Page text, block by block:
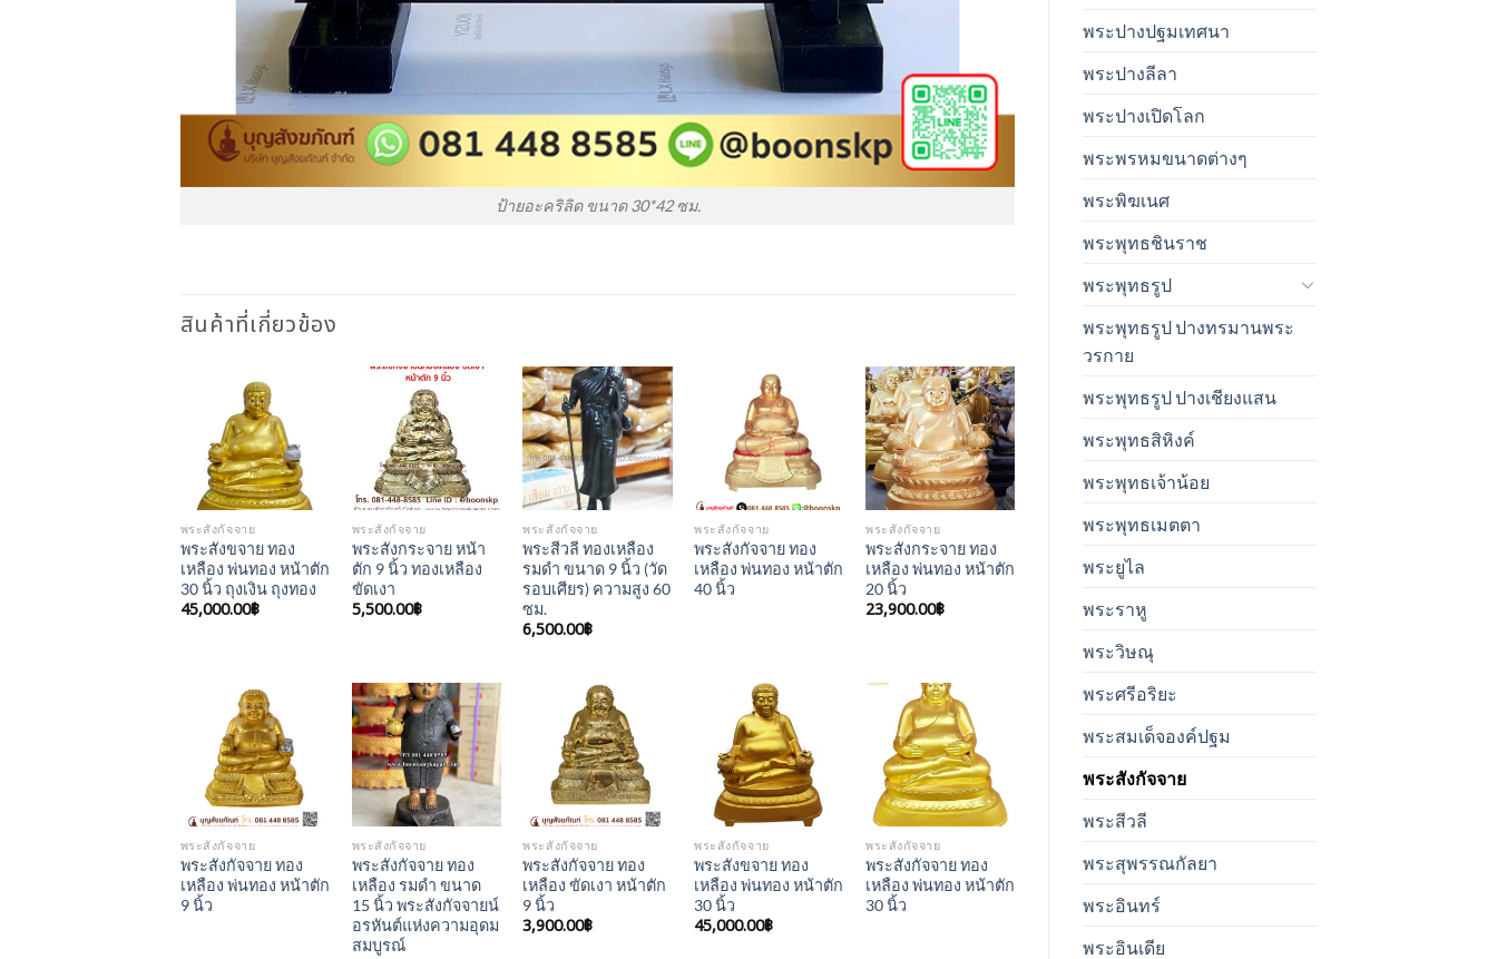
พระปางปฐมเทศนา
พระปางลีลา
พระปางเปิดโลก
พระพรหมขนาดต่างๆ
พระพิฆเนศ
พระพุทธชินราช
พระพุทธรูป
พระพุทธรูป ปางทรมานพระ
วรกาย
พระพุทธรูป ปางเชียงแสน
พระพุทธสิหิงค์
พระพุทธเจ้าน้อย
พระพุทธเมตตา
พระยูไล
พระราหู
พระวิษณุ
พระศรีอริยะ
พระสมเด็จองค์ปฐม
พระสังกัจจาย
พระสีวลี
พระสุพรรณกัลยา
พระอินทร์
พระอินเดีย
ป้ายอะคริลิด ขนาด 30*42 ซม.
สินค้าที่เกี่ยวข้อง
Add to
Wishlist
พระสังกัจจาย
พระสังขจาย ทอง
เหลือง พ่นทอง หน้าตัก
30 นิ้ว ถุงเงิน ถุงทอง
45,000.00฿
Add to
Wishlist
พระสังกัจจาย
พระสังกระจาย หน้า
ตัก 9 นิ้ว ทองเหลือง
ขัดเงา
5,500.00฿
Add to
Wishlist
พระสังกัจจาย
พระสีวลี ทองเหลือง
รมดำ ขนาด 9 นิ้ว (วัด
รอบเศียร) ความสูง 60
ซม.
6,500.00฿
Add to
Wishlist
พระสังกัจจาย
พระสังกัจจาย ทอง
เหลือง พ่นทอง หน้าตัก
40 นิ้ว
Add to
Wishlist
พระสังกัจจาย
พระสังกระจาย ทอง
เหลือง พ่นทอง หน้าตัก
20 นิ้ว
23,900.00฿
Add to
Wishlist
พระสังกัจจาย
พระสังกัจจาย ทอง
เหลือง พ่นทอง หน้าตัก
9 นิ้ว
Add to
Wishlist
พระสังกัจจาย
พระสังกัจจาย ทอง
เหลือง รมดำ ขนาด
15 นิ้ว พระสังกัจจายน์
อรหันต์แห่งความอุดม
สมบูรณ์
Add to
Wishlist
พระสังกัจจาย
พระสังกัจจาย ทอง
เหลือง ขัดเงา หน้าตัก
9 นิ้ว
3,900.00฿
Add to
Wishlist
พระสังกัจจาย
พระสังขจาย ทอง
เหลือง พ่นทอง หน้าตัก
30 นิ้ว
45,000.00฿
Add to
Wishlist
พระสังกัจจาย
พระสังกัจจาย ทอง
เหลือง พ่นทอง หน้าตัก
30 นิ้ว